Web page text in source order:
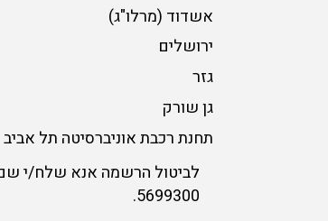
אשדוד (מרלו"ג)
ירושלים
גזר
גן שורק
תחנת רכבת אוניברסיטה תל אביב
לביטול הרשמה אנא שלח/י
5699300.